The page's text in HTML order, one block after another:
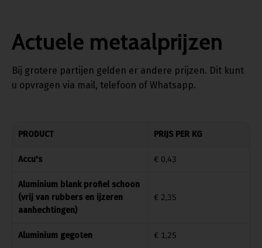
Actuele metaalprijzen
Bij grotere partijen gelden er andere prijzen. Dit kunt
u opvragen via mail, telefoon of Whatsapp.
PRODUCT PRIJS PER KG
Accu's € 0,43
Aluminium blank profiel schoon
(vrij van rubbers en ijzeren
aanhechtingen)
€ 2,35
Aluminium gegoten € 1,25